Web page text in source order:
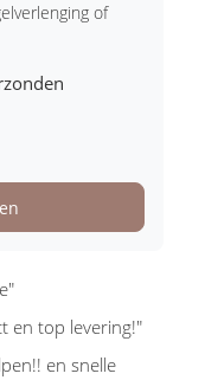
of
en top levering!"
en snelle